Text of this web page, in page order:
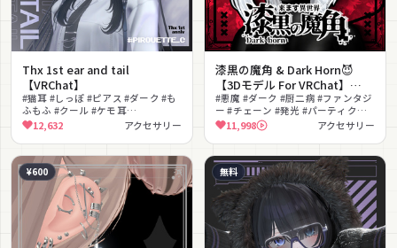
Thx 1st ear and tail
【VRChat】
#猫耳 #しっぽ #ピアス #ダーク #も
ふもふ #クール #ケモ耳
#PhysBone揺れ #チェーン #色変更
12,632 アクセサリー
漆黒の魔角 & Dark Horn😈
【3Dモデル For VRChat】
ver_1.03
#悪魔 #ダーク #厨二病 #ファンタジ
ー #チェーン #発光 #パーティクル #
人外 #メタリック
11,998 アクセサリー
¥600 無料